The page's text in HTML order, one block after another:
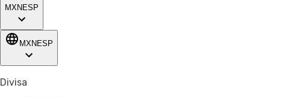
MXN ESP
MXN ESP
Divisa